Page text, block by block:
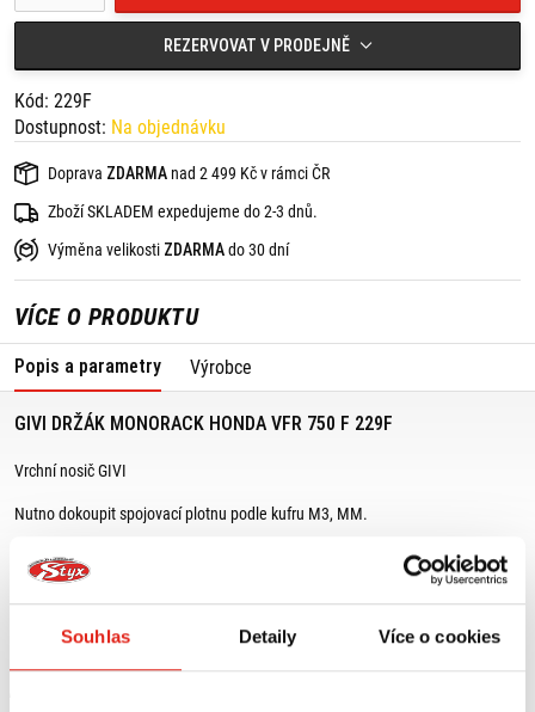
Souhlas Detaily Více o cookies
REZERVOVAT V PRODEJNĚ
Kód: 229F
Dostupnost: Na objednávku
Doprava ZDARMA nad 2 499 Kč v rámci ČR
Zboží SKLADEM expedujeme do 2-3 dnů.
Výměna velikosti ZDARMAdo 30 dní
VÍCE O PRODUKTU
Popis a parametry Výrobce
GIVI DRŽÁK MONORACK HONDA VFR 750 F 229F
Vrchní nosič GIVI
Nutno dokoupit spojovací plotnu podle kufru M3, MM.
Vhodné pro:
Honda VFR 750 F (90-93)